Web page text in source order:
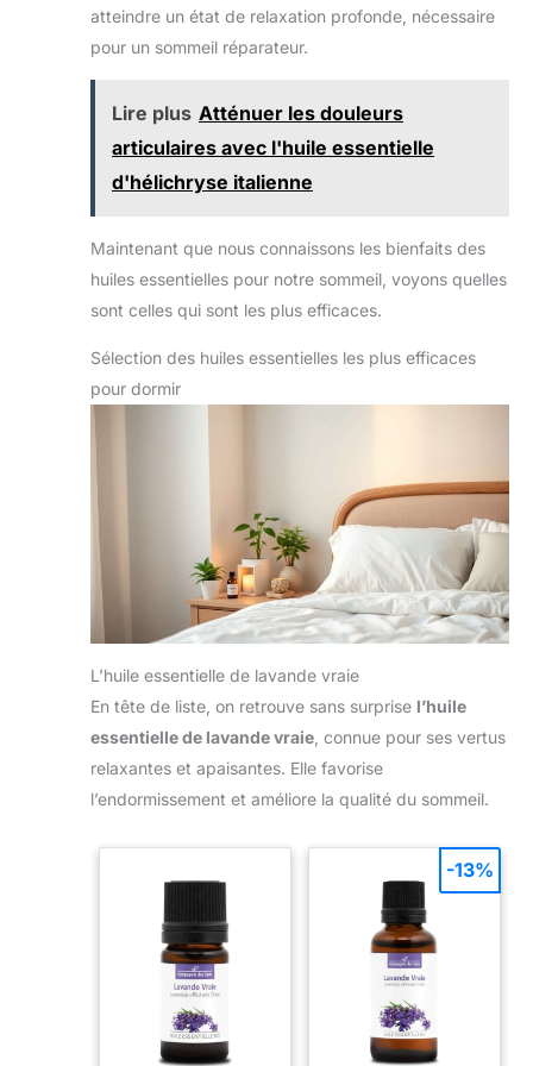
une utilisation avec un
l'huile essentielle peut
également être mélangée
à un gel douche, un
shampooing, un après-
effet de soin.
【Service Attentionné】—
Nous attachons
soigneusement un
essentielle de lavande
nous vous donnerons un
remplacement ou un
remboursement. Merci
d'aimer MIGCAPUT huiles
essentielles.
au quotidien.
atteindre un état de relaxation profonde, nécessaire
pour un sommeil réparateur.
Lire plus Atténuer les douleurs
articulaires avec l'huile essentielle
d'hélichryse italienne
Maintenant que nous connaissons les bienfaits des
huiles essentielles pour notre sommeil, voyons quelles
sont celles qui sont les plus efficaces.
Sélection des huiles essentielles les plus efficaces
pour dormir
L’huile essentielle de lavande vraie
En tête de liste, on retrouve sans surprise l’huile
essentielle de lavande vraie , connue pour ses vertus
relaxantes et apaisantes. Elle favorise
l’endormissement et améliore la qualité du sommeil.
-13%